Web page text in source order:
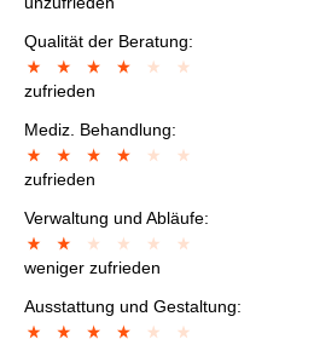
Qualität der Beratung:
zufrieden
Mediz. Behandlung:
zufrieden
Verwaltung und Abläufe:
weniger zufrieden
Ausstattung und Gestaltung: